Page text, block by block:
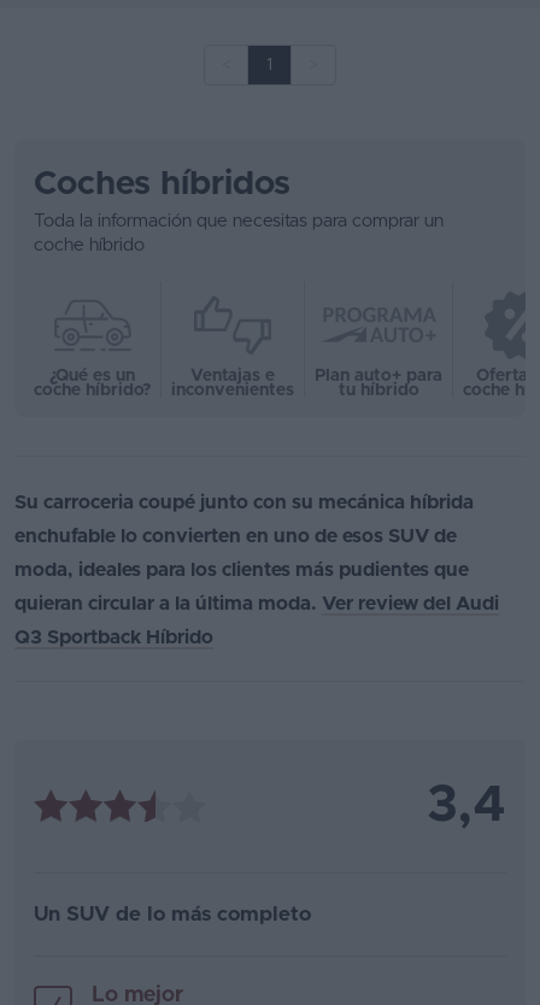
1
Coches híbridos
Toda la información que necesitas para comprar un
coche híbrido
¿Qué es un
coche híbrido?
Ventajas e
inconvenientes
Plan auto+ para
tu híbrido
Ofertas
coche
Su carroceria coupé junto con su mecánica híbrida
enchufable lo convierten en uno de esos SUV de
moda, ideales para los clientes más pudientes que
quieran circular a la última moda. Ver review del Audi
Q3 Sportback Híbrido
3,4
Un SUV de lo más completo
Lo mejor